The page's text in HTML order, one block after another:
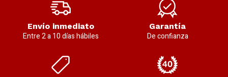
Envío inmediato
Entre 2 a 10 días hábiles
Garantía
De confianza